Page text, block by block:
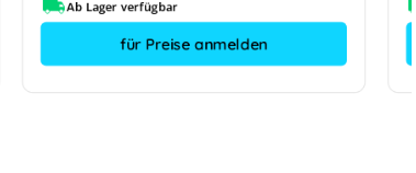
Ab Lager verfügbar
für Preise anmelden